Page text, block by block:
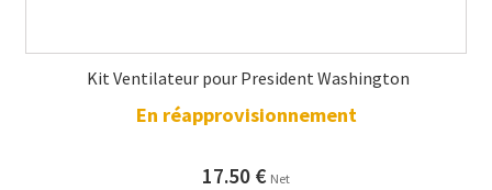
Kit Ventilateur pour President Washington
En réapprovisionnement
17.50 € Net